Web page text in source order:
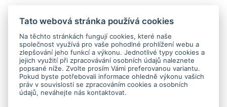
Platební metody
Copyright © 2015 - 2026SEO kvalitně
Tato webová stránka používá cookies
Na těchto stránkách fungují cookies, které naše
společnost využívá pro vaše pohodlné prohlížení webu a
zlepšování jeho funkcí a výkonu. Jednotlivé typy cookies a
jejich využití při zpracovávání osobních údajů naleznete
popsané níže. Zvolte prosím Vámi preferovanou variantu.
Pokud byste potřebovali informace ohledně výkonu vašich
práv v souvislosti se zpracováním cookies a osobních
údajů, neváhejte nás kontaktovat.